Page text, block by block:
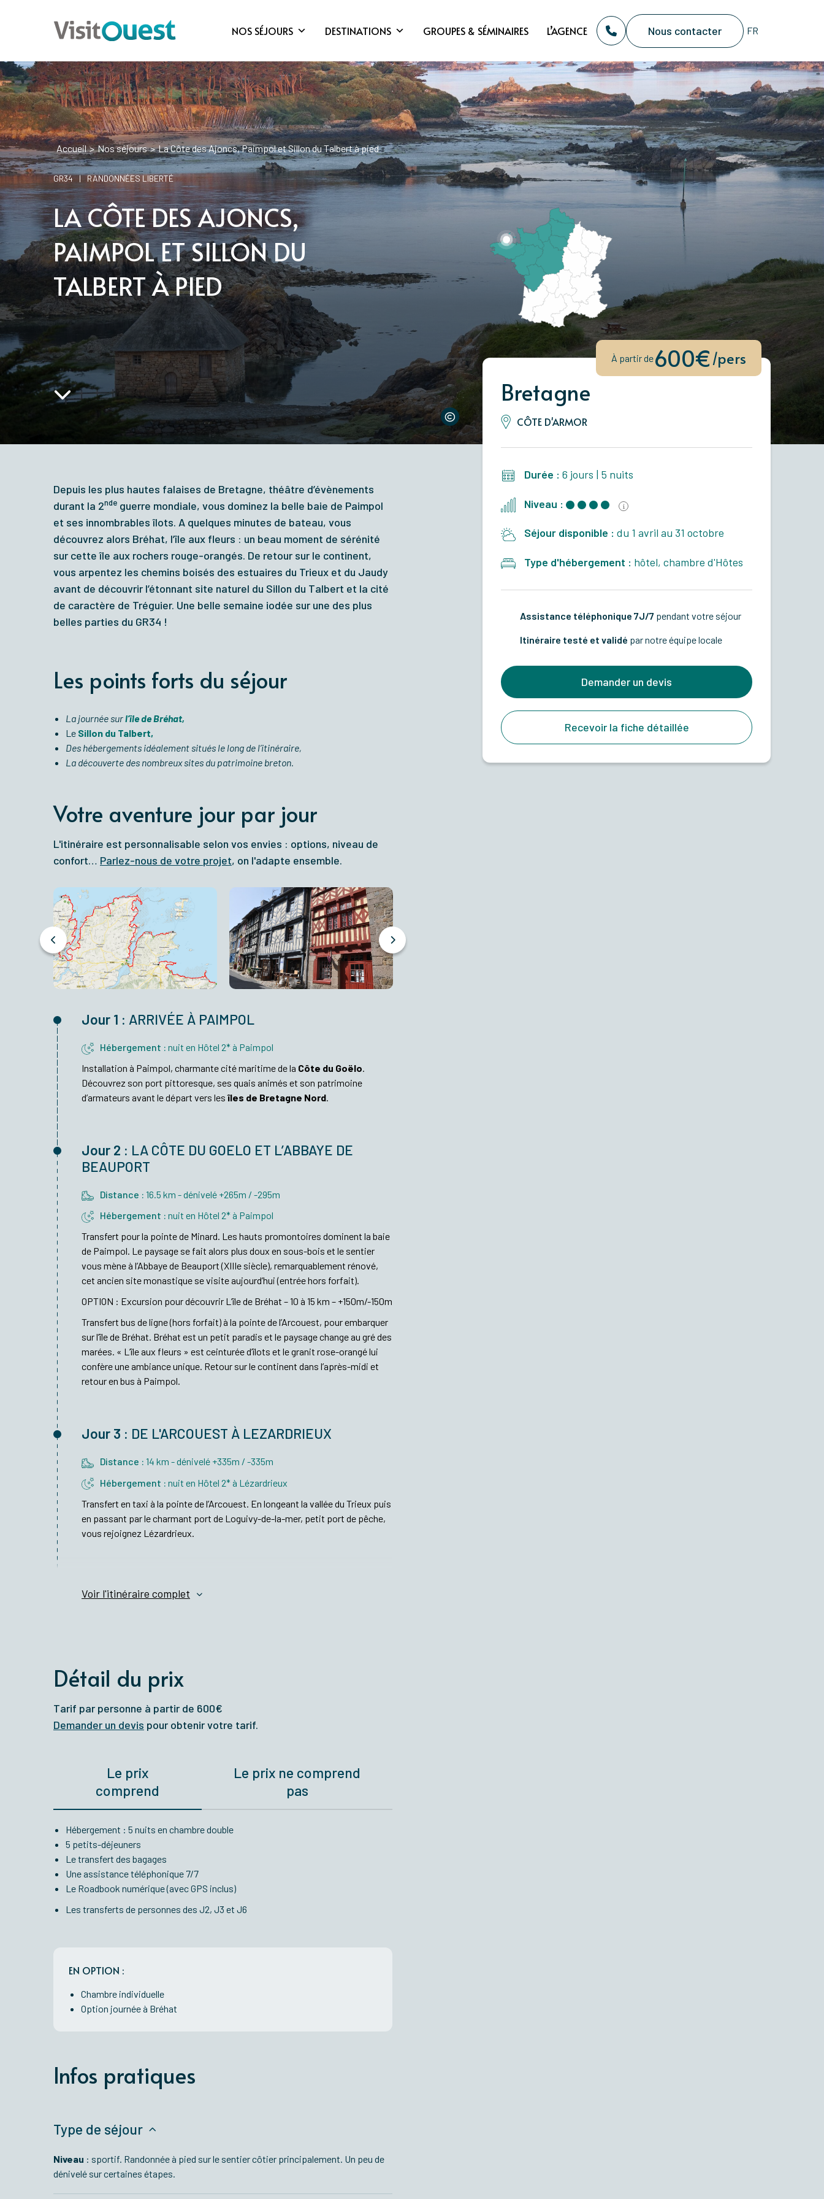
NOS SÉJOURS DESTINATIONS GROUPES & SÉMINAIRES L’AGENCE Nous contacter
Accueil > Nos séjours > La Côte des Ajoncs, Paimpol et Sillon du Talbert à pied
GR34 | RANDONNÉES LIBERTÉ
LA CÔTE DES AJONCS,
PAIMPOL ET SILLON DU
TALBERT À PIED
Depuis les plus hautes falaises de Bretagne, théâtre d’évènements
durant la 2nde guerre mondiale, vous dominez la belle baie de Paimpol
et ses innombrables îlots. A quelques minutes de bateau, vous
découvrez alors Bréhat, l’île aux fleurs : un beau moment de sérénité
sur cette île aux rochers rouge-orangés. De retour sur le continent,
vous arpentez les chemins boisés des estuaires du Trieux et du Jaudy
avant de découvrir l’étonnant site naturel du Sillon du Talbert et la cité
de caractère de Tréguier. Une belle semaine iodée sur une des plus
belles parties du GR34 !
Les points forts du séjour
La journée surl’île de Bréhat,
Le Sillon du Talbert,
Des hébergements idéalement situés le long de l’itinéraire,
La découverte des nombreux sites du patrimoine breton.
Votre aventure jour par jour
L'itinéraire est personnalisable selon vos envies : options, niveau de
confort… Parlez-nous de votre projet, on l'adapte ensemble.
Jour 1 : ARRIVÉE À PAIMPOL
Hébergement : nuit en Hôtel 2* à Paimpol
Installation à Paimpol, charmante cité maritime de la Côte du Goëlo.
Découvrez son port pittoresque, ses quais animés et son patrimoine
d’armateurs avant le départ vers lesîles de Bretagne Nord.
Jour 2 : LA CÔTE DU GOELO ET L’ABBAYE DE
BEAUPORT
Distance : 16.5 km - dénivelé +265m / -295m
Hébergement : nuit en Hôtel 2* à Paimpol
Transfert pour la pointe de Minard. Les hauts promontoires dominent la baie
de Paimpol. Le paysage se fait alors plus doux en sous-bois et le sentier
vous mène à l’Abbaye de Beauport (XIIIe siècle), remarquablement rénové,
cet ancien site monastique se visite aujourd’hui (entrée hors forfait).
OPTION : Excursion pour découvrir L’île de Bréhat – 10 à 15 km – +150m/-150m
Transfert bus de ligne (hors forfait) à la pointe de l’Arcouest, pour embarquer
sur l’île de Bréhat. Bréhat est un petit paradis et le paysage change au gré des
marées. « L’île aux fleurs » est ceinturée d’îlots et le granit rose-orangé lui
confère une ambiance unique. Retour sur le continent dans l’après-midi et
retour en bus à Paimpol.
Jour 3 : DE L'ARCOUEST À LEZARDRIEUX
Distance : 14 km - dénivelé +335m / -335m
Hébergement : nuit en Hôtel 2* à Lézardrieux
Transfert en taxi à la pointe de l’Arcouest. En longeant la vallée du Trieux puis
en passant par le charmant port de Loguivy-de-la-mer, petit port de pêche,
vous rejoignez Lézardrieux.
Voir l'itinéraire complet
Détail du prix
Tarif par personne à partir de 600€
Demander un devis pour obtenir votre tarif.
Le prix
comprend
Le prix ne comprend
pas
Hébergement : 5 nuits en chambre double
5 petits-déjeuners
Le transfert des bagages
Une assistance téléphonique 7/7
Le Roadbook numérique (avec GPS inclus)
Les transferts de personnes des J2, J3 et J6
EN OPTION :
Chambre individuelle
Option journée à Bréhat
Infos pratiques
Type de séjour
Niveau : sportif. Randonnée à pied sur le sentier côtier principalement. Un peu de
dénivelé sur certaines étapes.
À partir de600€/pers
Bretagne
CÔTE D'ARMOR
Durée : 6 jours | 5 nuits
Niveau :
Séjour disponible : du 1 avril au 31 octobre
Type d'hébergement : hôtel, chambre d'Hôtes
Assistance téléphonique 7J/7 pendant votre séjour
Itinéraire testé et validé par notre équipe locale
Demander un devis
Recevoir la fiche détaillée